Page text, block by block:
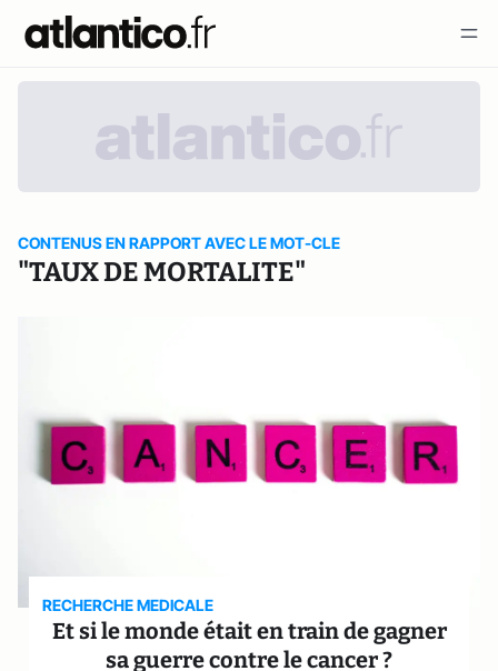
CONTENUS EN RAPPORT AVEC LE MOT-CLE
"TAUX DE MORTALITE"
RECHERCHE MEDICALE
Et si le monde était en train de gagner
sa guerre contre le cancer ?